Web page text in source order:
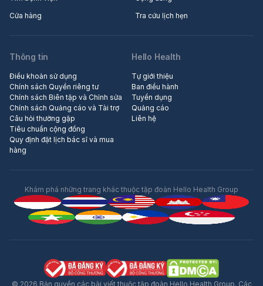
Cửa hàng
Tra cứu lịch hẹn
Thông tin
Điều khoản sử dụng
Chính sách Quyền riêng tư
Chính sách Biên tập và Chỉnh sửa
Chính sách Quảng cáo và Tài trợ
Câu hỏi thường gặp
Tiêu chuẩn cộng đồng
Quy định đặt lịch bác sĩ và mua
hàng
Hello Health
Tự giới thiệu
Ban điều hành
Tuyển dụng
Quảng cáo
Liên hệ
Khám phá những trang khác thuộc tập đoàn Hello Health Group
© 2026 Bản quyền các bài viết thuộc tập đoàn Hello Health Group. Các